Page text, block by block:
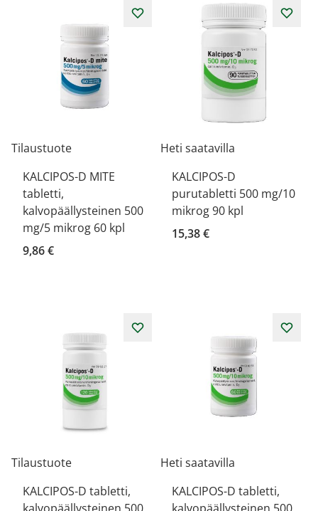
Tilaustuote
KALCIPOS-D MITE
tabletti,
kalvopäällysteinen 500
mg/5 mikrog 60 kpl
9,86 €
Heti saatavilla
KALCIPOS-D
purutabletti 500 mg/10
mikrog 90 kpl
15,38 €
Tilaustuote
KALCIPOS-D tabletti,
Heti saatavilla
KALCIPOS-D tabletti,